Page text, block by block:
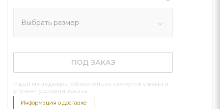
Выбрать размер
ПОД ЗАКАЗ
Наши менеджеры обязательно свяжутся с вами и
уточнят условия заказа
Информация о доставке